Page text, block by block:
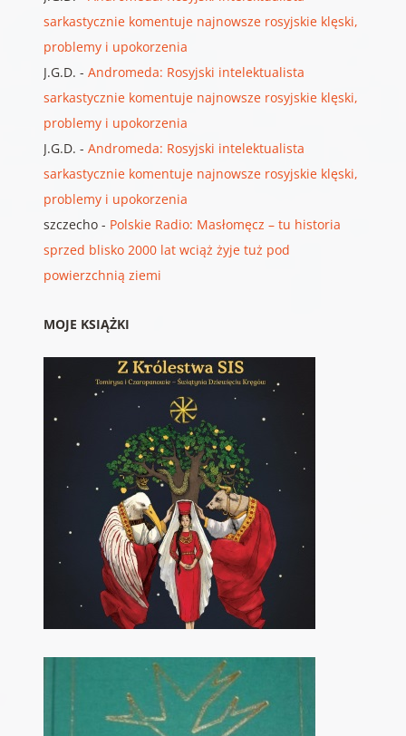
sarkastycznie komentuje najnowsze rosyjskie klęski,
problemy i upokorzenia
J.G.D. - Andromeda: Rosyjski intelektualista
sarkastycznie komentuje najnowsze rosyjskie klęski,
problemy i upokorzenia
J.G.D. - Andromeda: Rosyjski intelektualista
sarkastycznie komentuje najnowsze rosyjskie klęski,
problemy i upokorzenia
szczecho- Polskie Radio: Masłomęcz – tu historia
sprzed blisko 2000 lat wciąż żyje tuż pod
powierzchnią ziemi
MOJE KSIĄŻKI